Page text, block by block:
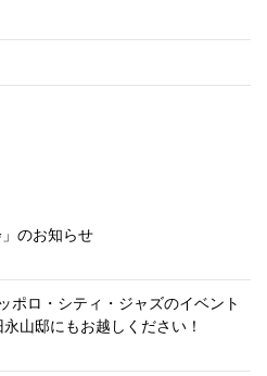
のお知らせ
ポロ・シティ・ジャズのイベント
永山邸にもお越しください！